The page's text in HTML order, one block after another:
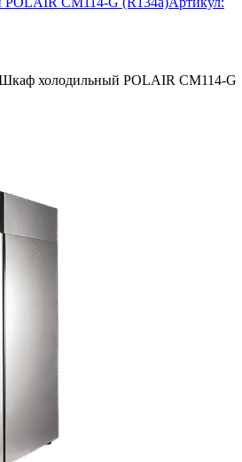
Шкаф холодильный POLAIR CM114-G